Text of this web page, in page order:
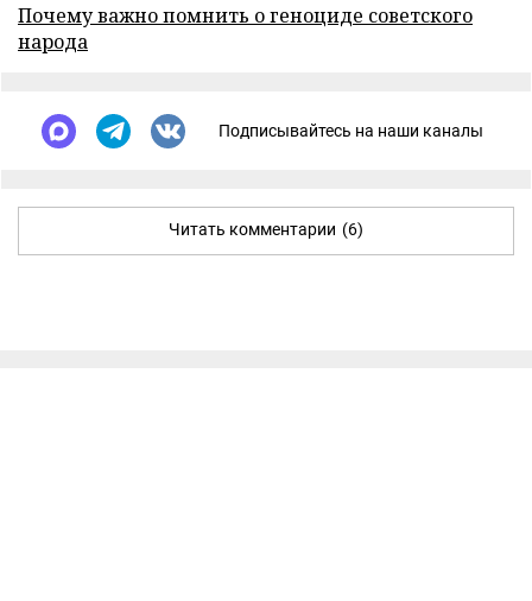
Почему важно помнить о геноциде советского
народа
Подписывайтесь на наши каналы
Читать комментарии (6)